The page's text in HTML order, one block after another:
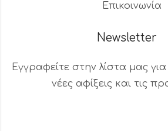
Επικοινωνία
Newsletter
Εγγραφείτε στην λίστα μας
νέες αφίξεις και τις